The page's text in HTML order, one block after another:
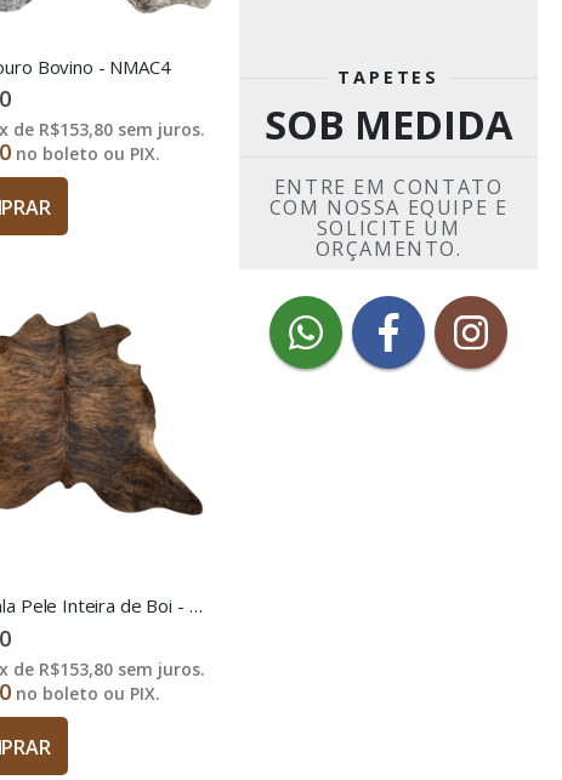
Bovino - NMAC4
de R$153,80sem juros.
no boleto ou PIX.
Tapete Sala Pele Inteira de Boi - NMAE2
de R$153,80sem juros.
no boleto ou PIX.
TAPETES
SOB MEDIDA
ENTRE EM CONTATO
COM NOSSA EQUIPE E
SOLICITE UM
ORÇAMENTO.
ENTRAR EM CONTATO